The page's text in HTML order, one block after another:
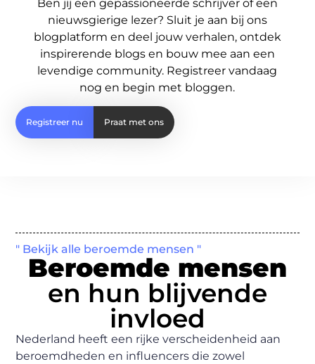
Ben jij een gepassioneerde schrijver of een
nieuwsgierige lezer? Sluit je aan bij ons
blogplatform en deel jouw verhalen, ontdek
inspirerende blogs en bouw mee aan een
levendige community. Registreer vandaag
nog en begin met bloggen.
Registreer nu Praat met ons
" Bekijk alle beroemde mensen "
Beroemde mensen
en hun blijvende
invloed
Nederland heeft een rijke verscheidenheid aan
beroemdheden en influencers die zowel